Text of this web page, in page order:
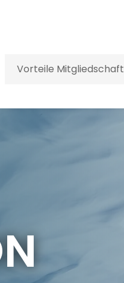
Vorteile Mitgliedschaft